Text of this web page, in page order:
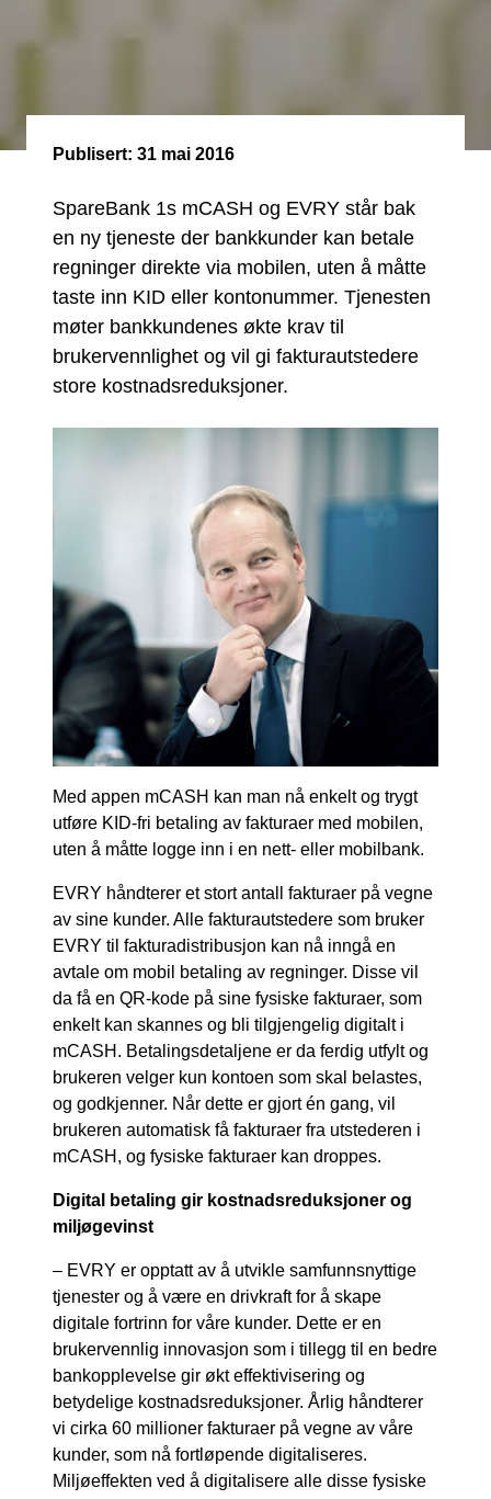
Publisert: 31 mai 2016
SpareBank 1s mCASH og EVRY står bak
en ny tjeneste der bankkunder kan betale
regninger direkte via mobilen, uten å måtte
taste inn KID eller kontonummer. Tjenesten
møter bankkundenes økte krav til
brukervennlighet og vil gi fakturautstedere
store kostnadsreduksjoner.
Med appen mCASH kan man nå enkelt og trygt
utføre KID-fri betaling av fakturaer med mobilen,
uten å måtte logge inn i en nett- eller mobilbank.
EVRY håndterer et stort antall fakturaer på vegne
av sine kunder. Alle fakturautstedere som bruker
EVRY til fakturadistribusjon kan nå inngå en
avtale om mobil betaling av regninger. Disse vil
da få en QR-kode på sine fysiske fakturaer, som
enkelt kan skannes og bli tilgjengelig digitalt i
mCASH. Betalingsdetaljene er da ferdig utfylt og
brukeren velger kun kontoen som skal belastes,
og godkjenner. Når dette er gjort én gang, vil
brukeren automatisk få fakturaer fra utstederen i
mCASH, og fysiske fakturaer kan droppes.
Digital betaling gir kostnadsreduksjoner og
miljøgevinst
– EVRY er opptatt av å utvikle samfunnsnyttige
tjenester og å være en drivkraft for å skape
digitale fortrinn for våre kunder. Dette er en
brukervennlig innovasjon som i tillegg til en bedre
bankopplevelse gir økt effektivisering og
betydelige kostnadsreduksjoner. Årlig håndterer
vi cirka 60 millioner fakturaer på vegne av våre
kunder, som nå fortløpende digitaliseres.
Miljøeffekten ved å digitalisere alle disse fysiske